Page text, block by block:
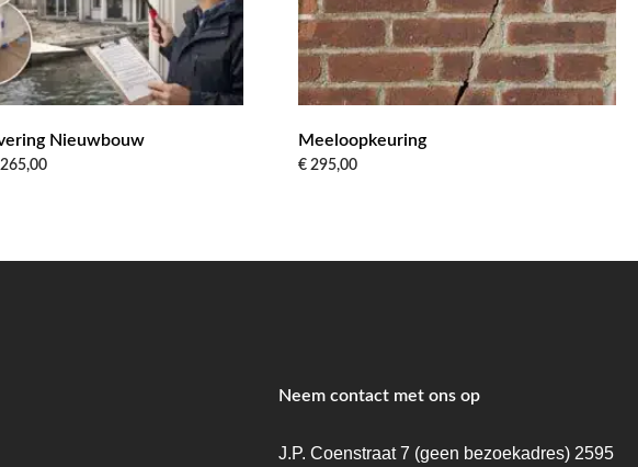
Nieuwbouw
265,00Huidige
Meeloopkeuring
€295,00
Neem contact met ons op
J.P. Coenstraat 7 (geen bezoekadres) 2595